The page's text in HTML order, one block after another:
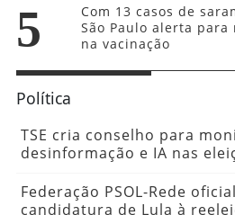
5
Com 13 casos de
São Paulo alerta para
na vacinação
Política
TSE cria conselho para
desinformação e IA nas
Federação PSOL-Rede
candidatura de Lula à